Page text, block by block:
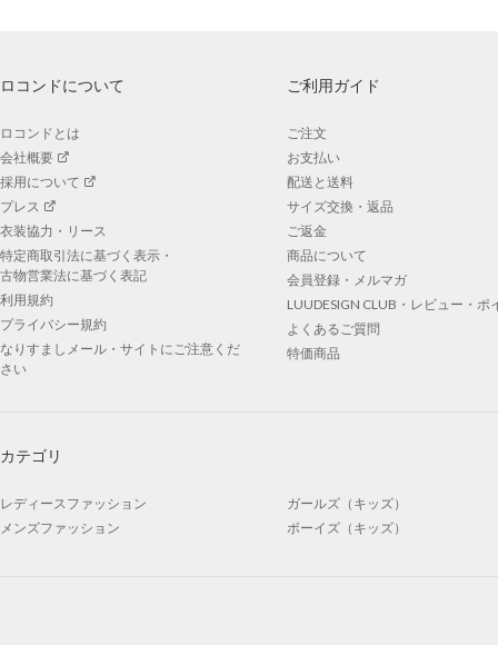
ロコンドについて
ロコンドとは
会社概要
採用について
プレス
衣装協力・リース
特定商取引法に基づく表示・
古物営業法に基づく表記
利用規約
プライバシー規約
なりすましメール・サイトにご注意くだ
さい
ご利用ガイド
ご注文
お支払い
配送と送料
サイズ交換・返品
ご返金
商品について
会員登録・メルマガ
LUUDESIGN CLUB・レビュー・ポ
よくあるご質問
特価商品
カテゴリ
レディースファッション
メンズファッション
ガールズ（キッズ）
ボーイズ（キッズ）